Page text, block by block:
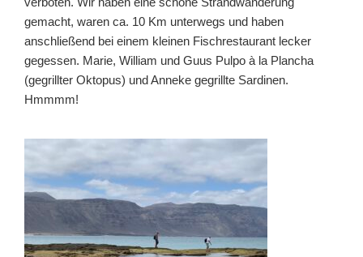
gemacht, waren ca. 10 Km unterwegs und haben
anschließend bei einem kleinen Fischrestaurant lecker
gegessen. Marie, William und Guus Pulpo à la Plancha
(gegrillter Oktopus) und Anneke gegrillte Sardinen.
Hmmmm!